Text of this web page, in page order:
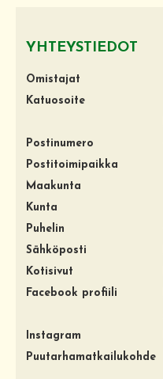
YHTEYSTIEDOT
Omistajat
Katuosoite
Postinumero
Postitoimipaikka
Maakunta
Kunta
Puhelin
Sähköposti
Kotisivut
Facebook profiili
Instagram
Puutarhamatkailukohde